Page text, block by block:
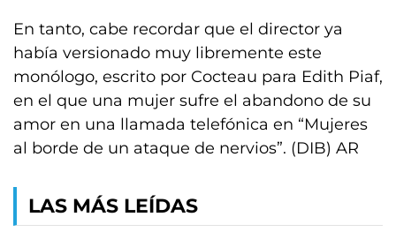
En tanto, cabe recordar que el director ya
había versionado muy libremente este
monólogo, escrito por Cocteau para Edith Piaf,
en el que una mujer sufre el abandono de su
amor en una llamada telefónica en “Mujeres
al borde de un ataque de nervios”. (DIB) AR
LAS MÁS LEÍDAS